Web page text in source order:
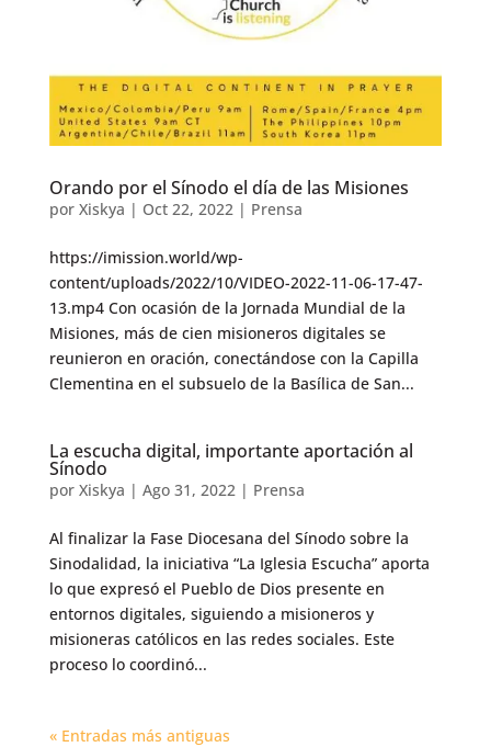
Orando por el Sínodo el día de las Misiones
por Xiskya | Oct 22, 2022| Prensa
https://imission.world/wp-
content/uploads/2022/10/VIDEO-2022-11-06-17-47-
13.mp4 Con ocasión de la Jornada Mundial de la
Misiones, más de cien misioneros digitales se
reunieron en oración, conectándose con la Capilla
Clementina en el subsuelo de la Basílica de San...
La escucha digital, importante aportación al
Sínodo
por Xiskya | Ago 31, 2022| Prensa
Al finalizar la Fase Diocesana del Sínodo sobre la
Sinodalidad, la iniciativa “La Iglesia Escucha” aporta
lo que expresó el Pueblo de Dios presente en
entornos digitales, siguiendo a misioneros y
misioneras católicos en las redes sociales. Este
proceso lo coordinó...
« Entradas más antiguas